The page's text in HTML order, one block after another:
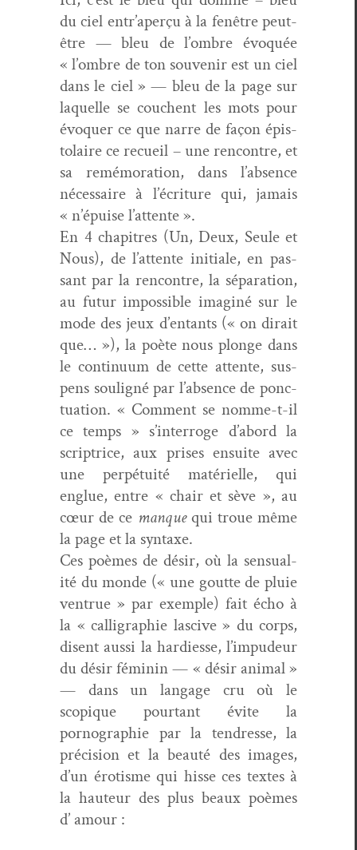
du ciel entr’aperçu à la fenêtre peut-
être — bleu de l’om­bre évo­quée
« l’om­bre de ton sou­venir est un ciel
dans le ciel » — bleu de la page sur
laque­lle se couchent les mots pour
évo­quer ce que narre de façon épis­
to­laire ce recueil – une ren­con­tre, et
sa remé­mora­tion, dans l’ab­sence
néces­saire à l’écri­t­ure qui, jamais
« n’épuise l’attente ».
En 4 chapitres (Un, Deux, Seule et
Nous), de l’at­tente ini­tiale, en pas­
sant par la ren­con­tre, la sépa­ra­tion,
au futur impos­si­ble imag­iné sur le
mode des jeux d’en­tants (« on dirait
que… »), la poète nous plonge dans
le con­tin­u­um de cette attente, sus­
pens souligné par l’ab­sence de ponc­
tu­a­tion. « Com­ment se nomme-t-il
ce temps » s’in­ter­roge d’abord la
scrip­trice, aux pris­es ensuite avec
une per­pé­tu­ité matérielle, qui
englue, entre « chair et sève », au
cœur de ce manquequi troue même
la page et la syntaxe.
Ces poèmes de désir, où la sen­su­al­
ité du monde (« une goutte de pluie
ven­true » par exem­ple) fait écho à
la « cal­ligra­phie las­cive » du corps,
dis­ent aus­si la hardiesse, l’im­pudeur
du désir féminin — « désir ani­mal »
— dans un lan­gage cru où le
scopique pour­tant évite la
pornogra­phie par la ten­dresse, la
pré­ci­sion et la beauté des images,
d’un éro­tisme qui hisse ces textes à
la hau­teur des plus beaux poèmes
d’ amour :